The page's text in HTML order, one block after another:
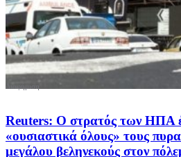
Reuters: Ο στρατός των ΗΠΑ
«ουσιαστικά όλους» τους
μεγάλου βεληνεκούς στον